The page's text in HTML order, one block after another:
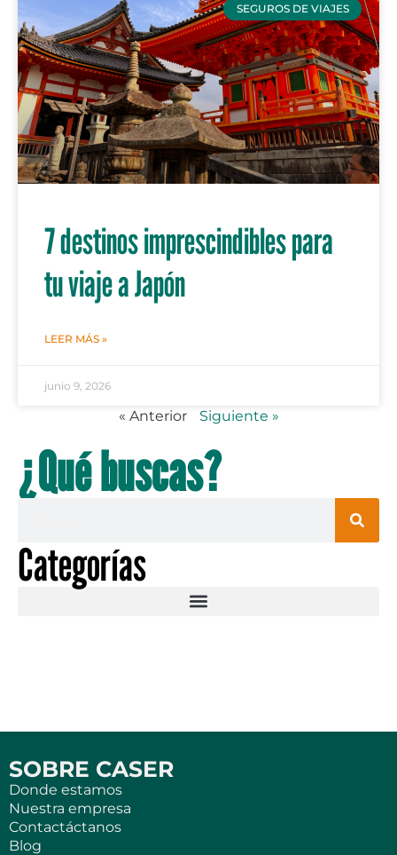
SEGUROS DE VIAJES
7 destinos imprescindibles para
tu viaje a Japón
LEER MÁS »
junio 9, 2026
« Anterior Siguiente »
¿Qué buscas?
Categorías
SOBRE CASER
Donde estamos
Nuestra empresa
Contactáctanos
Blog